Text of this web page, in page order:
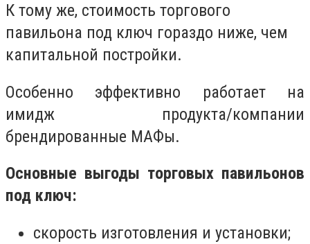
К тому же, стоимость торгового
павильона под ключ гораздо ниже, чем
капитальной постройки.
Особенно эффективно работает на
имидж продукта/компании
брендированные МАФы.
Основные выгоды торговых павильонов
под ключ:
скорость изготовления и установки;